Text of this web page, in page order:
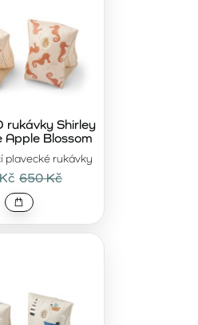
plavecké rukávky
rukávky Shirley
Apple Blossom
650 Kč